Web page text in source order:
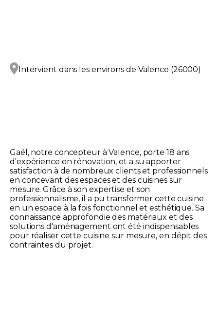
Intervient dans les environs de Valence (26000)
Gaël, notre concepteur à Valence, porte 18 ans
d'expérience en rénovation, et a su apporter
satisfaction à de nombreux clients et professionnels
en concevant des espaces et des cuisines sur
mesure. Grâce à son expertise et son
professionnalisme, il a pu transformer cette cuisine
en un espace à la fois fonctionnel et esthétique. Sa
connaissance approfondie des matériaux et des
solutions d'aménagement ont été indispensables
pour réaliser cette cuisine sur mesure, en dépit des
contraintes du projet.